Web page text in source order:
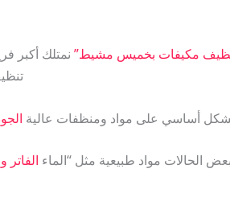
مكيفات بخميس مشيط” نمتلك أكبر
بشكل أساسي على مواد ومنظفات عالية
الحالات مواد طبيعية مثل “الماء الفاتر